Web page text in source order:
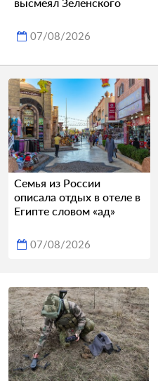
07/08/2026
Семья из России
описала отдых в отеле в
Египте словом «ад»
07/08/2026